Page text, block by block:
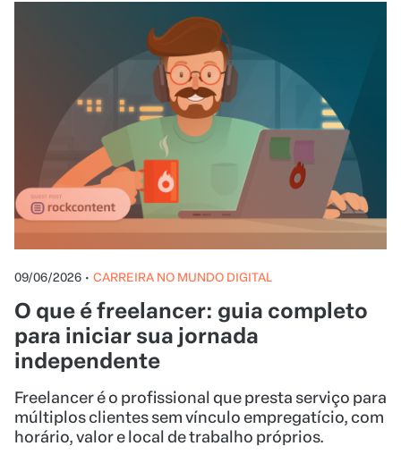
09/06/2026 • CARREIRA NO MUNDO DIGITAL
O que é freelancer: guia completo
para iniciar sua jornada
independente
Freelancer é o profissional que presta serviço para
múltiplos clientes sem vínculo empregatício, com
horário, valor e local de trabalho próprios.